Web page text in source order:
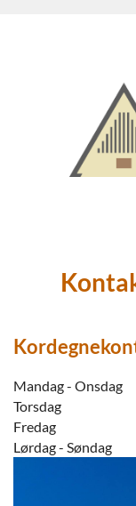
Mandag - Onsdag
Torsdag
Fredag
Lørdag - Søndag